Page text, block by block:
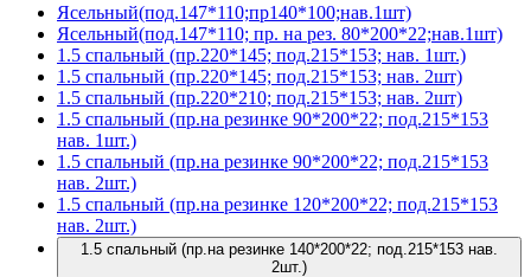
Ясельный(под.147*110;пр140*100;нав.1шт)
Ясельный(под.147*110; пр. на рез. 80*200*22;нав.1шт)
1.5 спальный (пр.220*145; под.215*153; нав. 1шт.)
1.5 спальный (пр.220*145; под.215*153; нав. 2шт)
1.5 спальный (пр.220*210; под.215*153; нав. 2шт)
1.5 спальный (пр.на резинке 90*200*22; под.215*153
нав. 1шт.)
1.5 спальный (пр.на резинке 90*200*22; под.215*153
нав. 2шт.)
1.5 спальный (пр.на резинке 120*200*22; под.215*153
нав. 2шт.)
1.5 спальный (пр.на резинке 140*200*22; под.215*153 нав.
2шт.)